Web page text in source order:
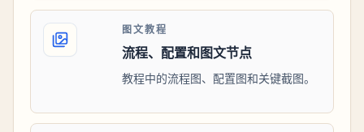
图文教程
流程、配置和图文节点
教程中的流程图、配置图和关键截图。